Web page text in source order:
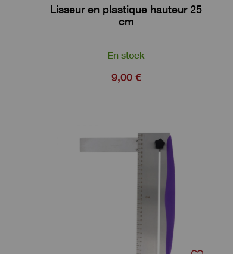
Lisseur en plastique hauteur 25
cm
En stock
9,00 €